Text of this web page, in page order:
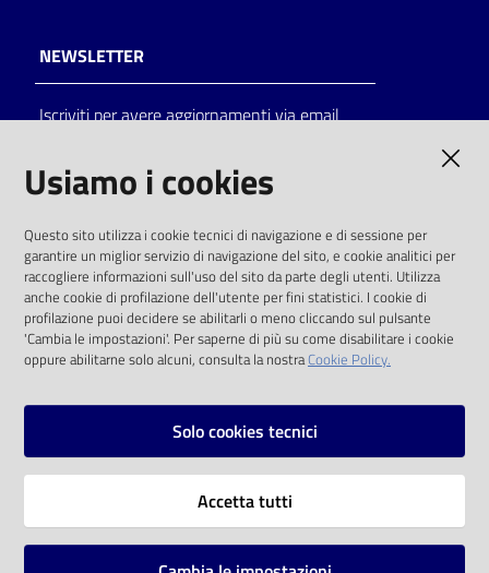
Catalogo
Eventi
Chiedi al
bibliotecario
Avvisi
NEWSLETTER
Iscriviti per avere aggiornamenti via email
solo alle condizioni previste dalla direttiva
comunitaria 2003/98/CE e dal d.lgs. 36/2006
SOCIAL
Instagram
Vai alla pagina
Usiamo i cookies
Questo sito utilizza i cookie tecnici di navigazione e di sessione per
garantire un miglior servizio di navigazione del sito, e cookie analitici per
raccogliere informazioni sull'uso del sito da parte degli utenti. Utilizza
anche cookie di profilazione dell'utente per fini statistici. I cookie di
profilazione puoi decidere se abilitarli o meno cliccando sul pulsante
'Cambia le impostazioni'. Per saperne di più su come disabilitare i cookie
oppure abilitarne solo alcuni, consulta la nostraCookie Policy.
Solo cookies tecnici
Accetta tutti